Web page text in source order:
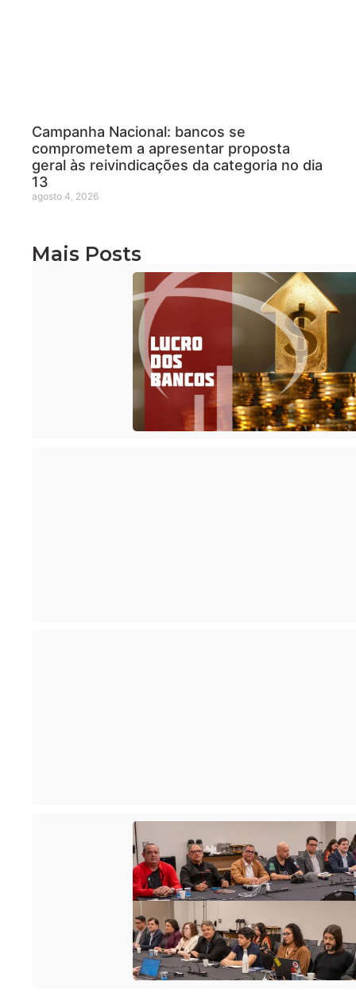
Campanha Nacional: bancos se
comprometem a apresentar proposta
geral às reivindicações da categoria no dia
13
agosto 4, 2026
Mais Posts